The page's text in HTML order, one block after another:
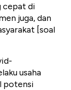
cepat di
juga, dan
[soal
usaha
potensi